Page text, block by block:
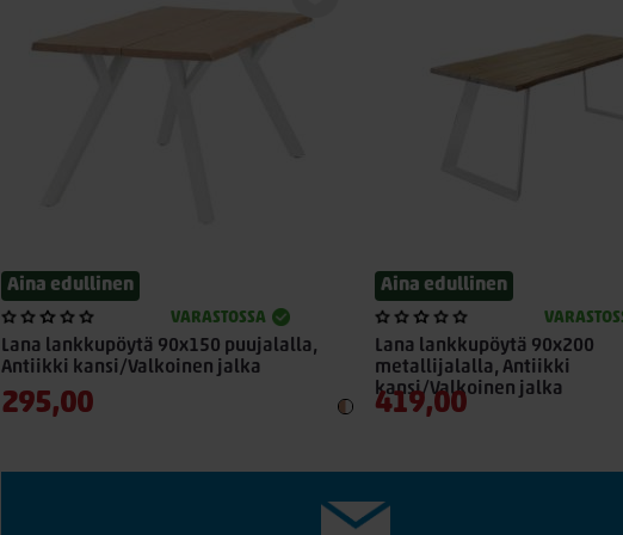
Aina edullinen
VARASTOSSA
Lana lankkupöytä 90x150 puujalalla,
Antiikki kansi/Valkoinen jalka
295,00
Aina edullinen
Lana lankkupöytä 90x200
metallijalalla, Antiikki
kansi/Valkoinen jalka
419,00